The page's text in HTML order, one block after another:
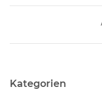
Kategorien